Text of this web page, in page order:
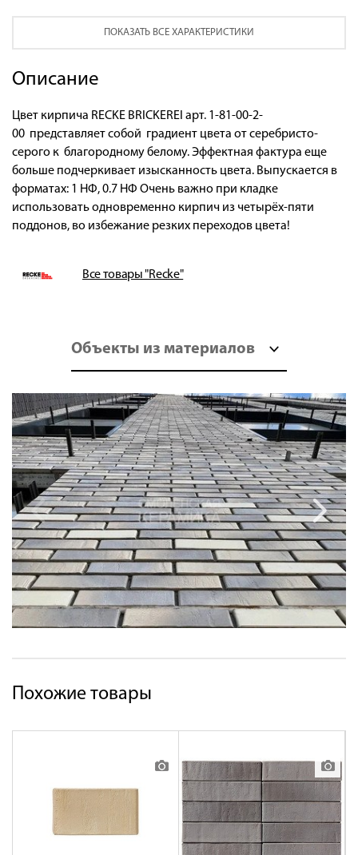
ПОКАЗАТЬ ВСЕ ХАРАКТЕРИСТИКИ
Описание
Цвет кирпича RECKE BRICKEREI арт. 1-81-00-2-
00 представляет собой градиент цвета от серебристо-
серого к благородному белому. Эффектная фактура еще
больше подчеркивает изысканность цвета. Выпускается в
форматах: 1 НФ, 0.7 НФ Очень важно при кладке
использовать одновременно кирпич из четырёх-пяти
поддонов, во избежание резких переходов цвета!
Все товары "Recke"
Объекты из материалов
Похожие товары